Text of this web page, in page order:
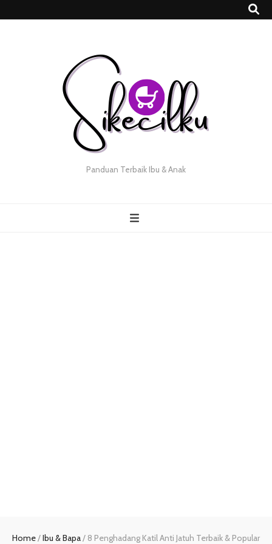
Panduan Terbaik Ibu & Anak
Home/Ibu & Bapa/ 8 Penghadang Katil Anti Jatuh Terbaik & Popular